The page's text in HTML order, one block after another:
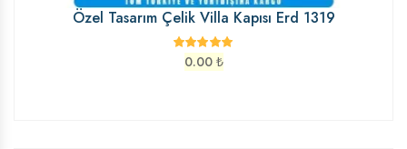
Özel Tasarım Çelik Villa Kapısı Erd 1319
0.00 ₺